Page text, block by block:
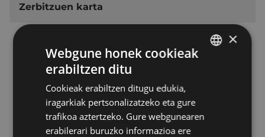
Zerbitzuen karta
Konpromisoak
Erabiltzaileen betebeharrak
Hiritarrek parte hartzeko bideak
×
Webgune honek cookieak
erabiltzen ditu
Cookieak erabiltzen ditugu edukia,
iragarkiak pertsonalizatzeko eta gure
trafikoa aztertzeko. Gure webgunearen
erabilerari buruzko informazioa ere